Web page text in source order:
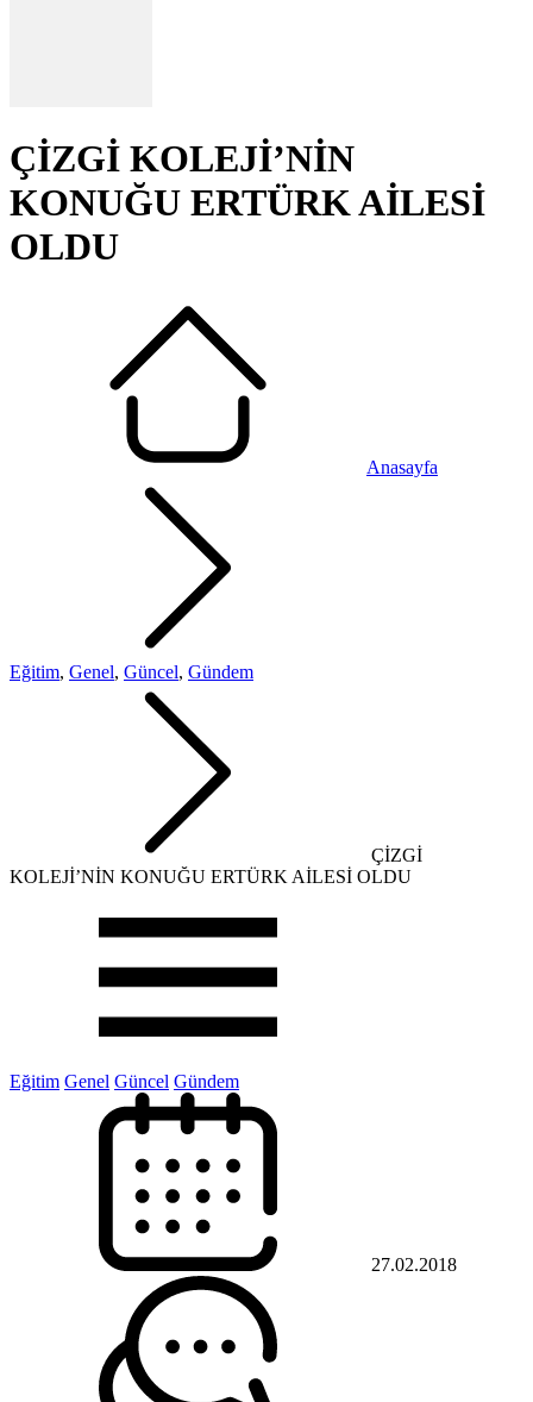
ÇİZGİ KOLEJİ’NİN
KONUĞU ERTÜRK AİLESİ
OLDU
Anasayfa
Eğitim, Genel, Güncel, Gündem
ÇİZGİ
KOLEJİ’NİN KONUĞU ERTÜRK AİLESİ OLDU
Eğitim Genel Güncel Gündem
27.02.2018